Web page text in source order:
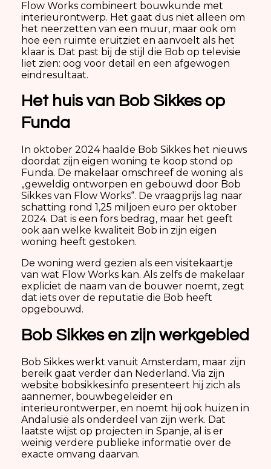
Flow Works combineert bouwkunde met
interieurontwerp. Het gaat dus niet alleen om
het neerzetten van een muur, maar ook om
hoe een ruimte eruitziet en aanvoelt als het
klaar is. Dat past bij de stijl die Bob op televisie
liet zien: oog voor detail en een afgewogen
eindresultaat.
Het huis van Bob Sikkes op
Funda
In oktober 2024 haalde Bob Sikkes het nieuws
doordat zijn eigen woning te koop stond op
Funda. De makelaar omschreef de woning als
„geweldig ontworpen en gebouwd door Bob
Sikkes van Flow Works“. De vraagprijs lag naar
schatting rond 1,25 miljoen euro per oktober
2024. Dat is een fors bedrag, maar het geeft
ook aan welke kwaliteit Bob in zijn eigen
woning heeft gestoken.
De woning werd gezien als een visitekaartje
van wat Flow Works kan. Als zelfs de makelaar
expliciet de naam van de bouwer noemt, zegt
dat iets over de reputatie die Bob heeft
opgebouwd.
Bob Sikkes en zijn werkgebied
Bob Sikkes werkt vanuit Amsterdam, maar zijn
bereik gaat verder dan Nederland. Via zijn
website bobsikkes.info presenteert hij zich als
aannemer, bouwbegeleider en
interieurontwerper, en noemt hij ook huizen in
Andalusië als onderdeel van zijn werk. Dat
laatste wijst op projecten in Spanje, al is er
weinig verdere publieke informatie over de
exacte omvang daarvan.